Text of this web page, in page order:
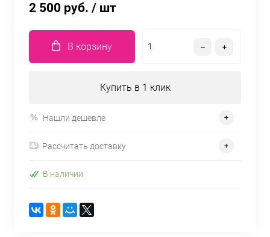
2 500 руб. / шт
В корзину
Купить в 1 клик
Нашли дешевле
Рассчитать доставку
В наличии